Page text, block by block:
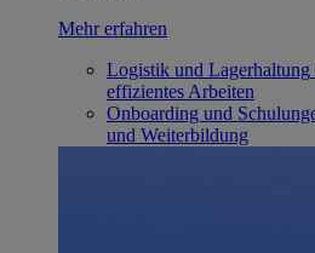
Mehr erfahren
Logistik und Lagerhaltung
effizientes Arbeiten
Onboarding und
und Weiterbildung